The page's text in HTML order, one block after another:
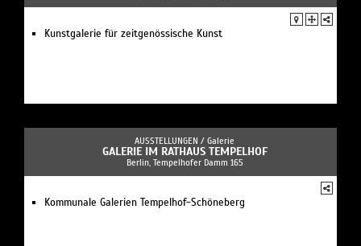
Kunstgalerie für zeitgenössische Kunst
AUSSTELLUNGEN / Galerie
GALERIE IM RATHAUS TEMPELHOF
Berlin, Tempelhofer Damm 165
Kommunale Galerien Tempelhof-Schöneberg